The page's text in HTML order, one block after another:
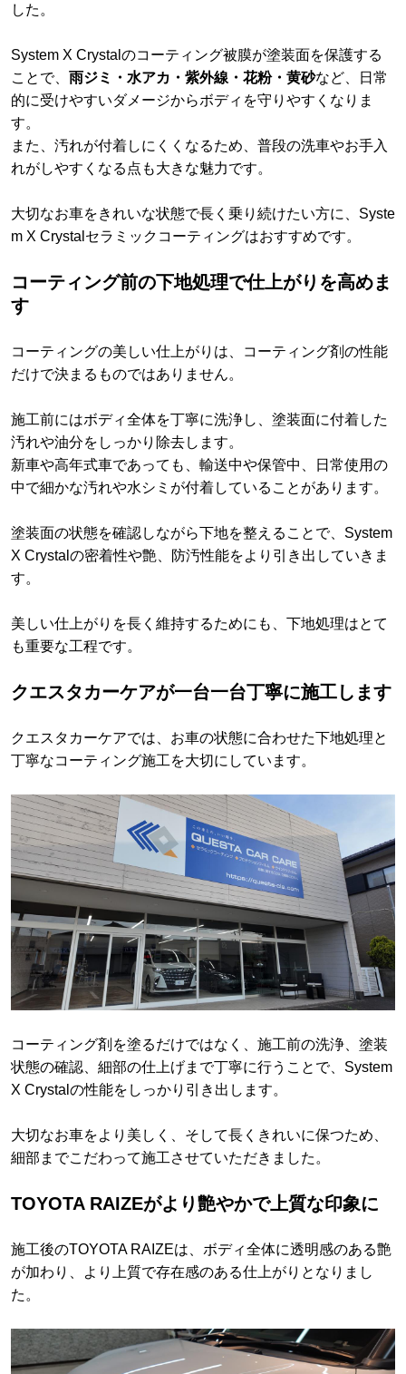
した。
System X Crystalのコーティング被膜が塗装面を保護する
ことで、 雨ジミ・水アカ・紫外線・花粉・黄砂など、日常
的に受けやすいダメージからボディを守りやすくなりま
す。
また、汚れが付着しにくくなるため、普段の洗車やお手入
れがしやすくなる点も大きな魅力です。
大切なお車をきれいな状態で長く乗り続けたい方に、Syste
m X Crystalセラミックコーティングはおすすめです。
コーティング前の下地処理で仕上がりを高めま
す
コーティングの美しい仕上がりは、コーティング剤の性能
だけで決まるものではありません。
施工前にはボディ全体を丁寧に洗浄し、塗装面に付着した
汚れや油分をしっかり除去します。
新車や高年式車であっても、輸送中や保管中、日常使用の
中で細かな汚れや水シミが付着していることがあります。
塗装面の状態を確認しながら下地を整えることで、System
X Crystalの密着性や艶、防汚性能をより引き出していきま
す。
美しい仕上がりを長く維持するためにも、下地処理はとて
も重要な工程です。
クエスタカーケアが一台一台丁寧に施工します
クエスタカーケアでは、お車の状態に合わせた下地処理と
丁寧なコーティング施工を大切にしています。
コーティング剤を塗るだけではなく、施工前の洗浄、塗装
状態の確認、細部の仕上げまで丁寧に行うことで、System
X Crystalの性能をしっかり引き出します。
大切なお車をより美しく、そして長くきれいに保つため、
細部までこだわって施工させていただきました。
TOYOTA RAIZEがより艶やかで上質な印象に
施工後のTOYOTA RAIZEは、ボディ全体に透明感のある艶
が加わり、より上質で存在感のある仕上がりとなりまし
た。